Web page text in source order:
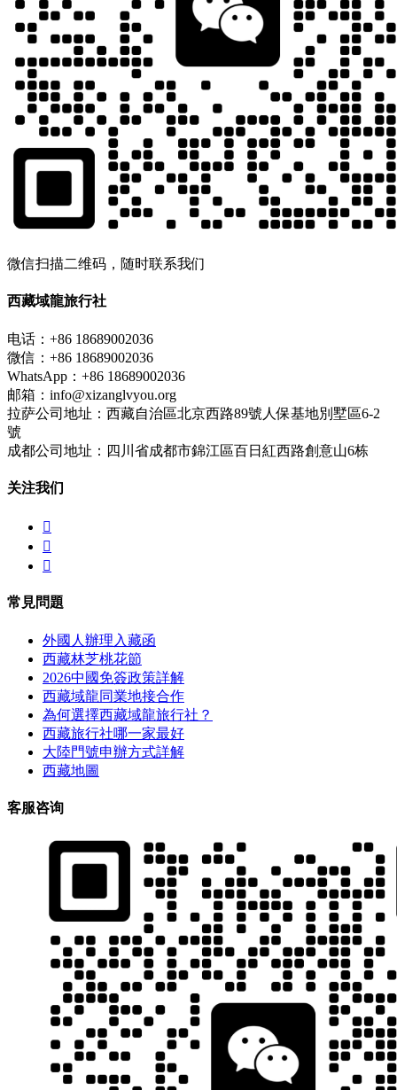
微信扫描二维码，随时联系我们
西藏域龍旅行社
电话：+86 18689002036
微信：+86 18689002036
WhatsApp：+86 18689002036
邮箱：info@xizanglvyou.org
拉萨公司地址：西藏自治區北京西路89號人保基地別墅區6-2
號
成都公司地址：四川省成都市錦江區百日紅西路創意山6栋
关注我们



常見問題
外國人辦理入藏函
西藏林芝桃花節
2026中國免簽政策詳解
西藏域龍同業地接合作
為何選擇西藏域龍旅行社？
西藏旅行社哪一家最好
大陸門號申辦方式詳解
西藏地圖
客服咨询